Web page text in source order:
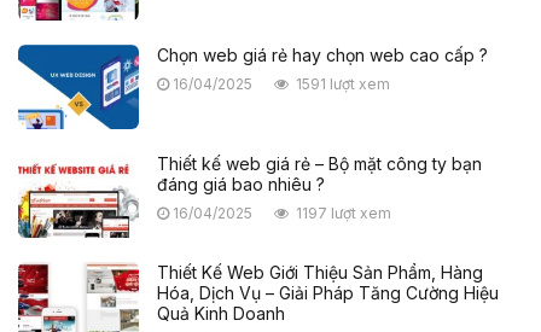
Chọn web giá rẻ hay chọn web cao cấp ?
16/04/2025 1591 lượt xem
Thiết kế web giá rẻ – Bộ mặt công ty bạn
đáng giá bao nhiêu ?
16/04/2025 1197 lượt xem
Thiết Kế Web Giới Thiệu Sản Phẩm, Hàng
Hóa, Dịch Vụ – Giải Pháp Tăng Cường Hiệu
Quả Kinh Doanh